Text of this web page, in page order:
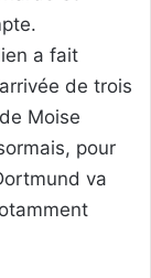
a fait
de trois
Moise
pour
va